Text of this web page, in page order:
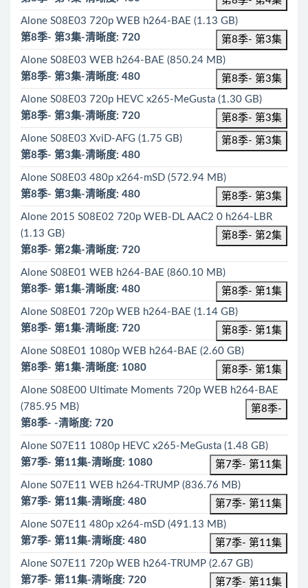
Alone S08E03 720p WEB h264-BAE (1.13 GB)
第8季- 第3集
第8季- 第3集-清晰度: 720
Alone S08E03 WEB h264-BAE (850.24 MB)
第8季- 第3集
第8季- 第3集-清晰度: 480
Alone S08E03 720p HEVC x265-MeGusta (1.30 GB)
第8季- 第3集
第8季- 第3集-清晰度: 720
Alone S08E03 XviD-AFG (1.75 GB)
第8季- 第3集
第8季- 第3集-清晰度: 480
Alone S08E03 480p x264-mSD (572.94 MB)
第8季- 第3集
第8季- 第3集-清晰度: 480
Alone 2015 S08E02 720p WEB-DL AAC2 0 h264-LBR
(1.13 GB)
第8季- 第2集
第8季- 第2集-清晰度: 720
Alone S08E01 WEB h264-BAE (860.10 MB)
第8季- 第1集
第8季- 第1集-清晰度: 480
Alone S08E01 720p WEB h264-BAE (1.14 GB)
第8季- 第1集
第8季- 第1集-清晰度: 720
Alone S08E01 1080p WEB h264-BAE (2.60 GB)
第8季- 第1集
第8季- 第1集-清晰度: 1080
Alone S08E00 Ultimate Moments 720p WEB h264-BAE
(785.95 MB)
第8季-
第8季- -清晰度: 720
Alone S07E11 1080p HEVC x265-MeGusta (1.48 GB)
第7季- 第11集
第7季- 第11集-清晰度: 1080
Alone S07E11 WEB h264-TRUMP (836.76 MB)
第7季- 第11集
第7季- 第11集-清晰度: 480
Alone S07E11 480p x264-mSD (491.13 MB)
第7季- 第11集
第7季- 第11集-清晰度: 480
Alone S07E11 720p WEB h264-TRUMP (2.67 GB)
第7季- 第11集
第7季- 第11集-清晰度: 720